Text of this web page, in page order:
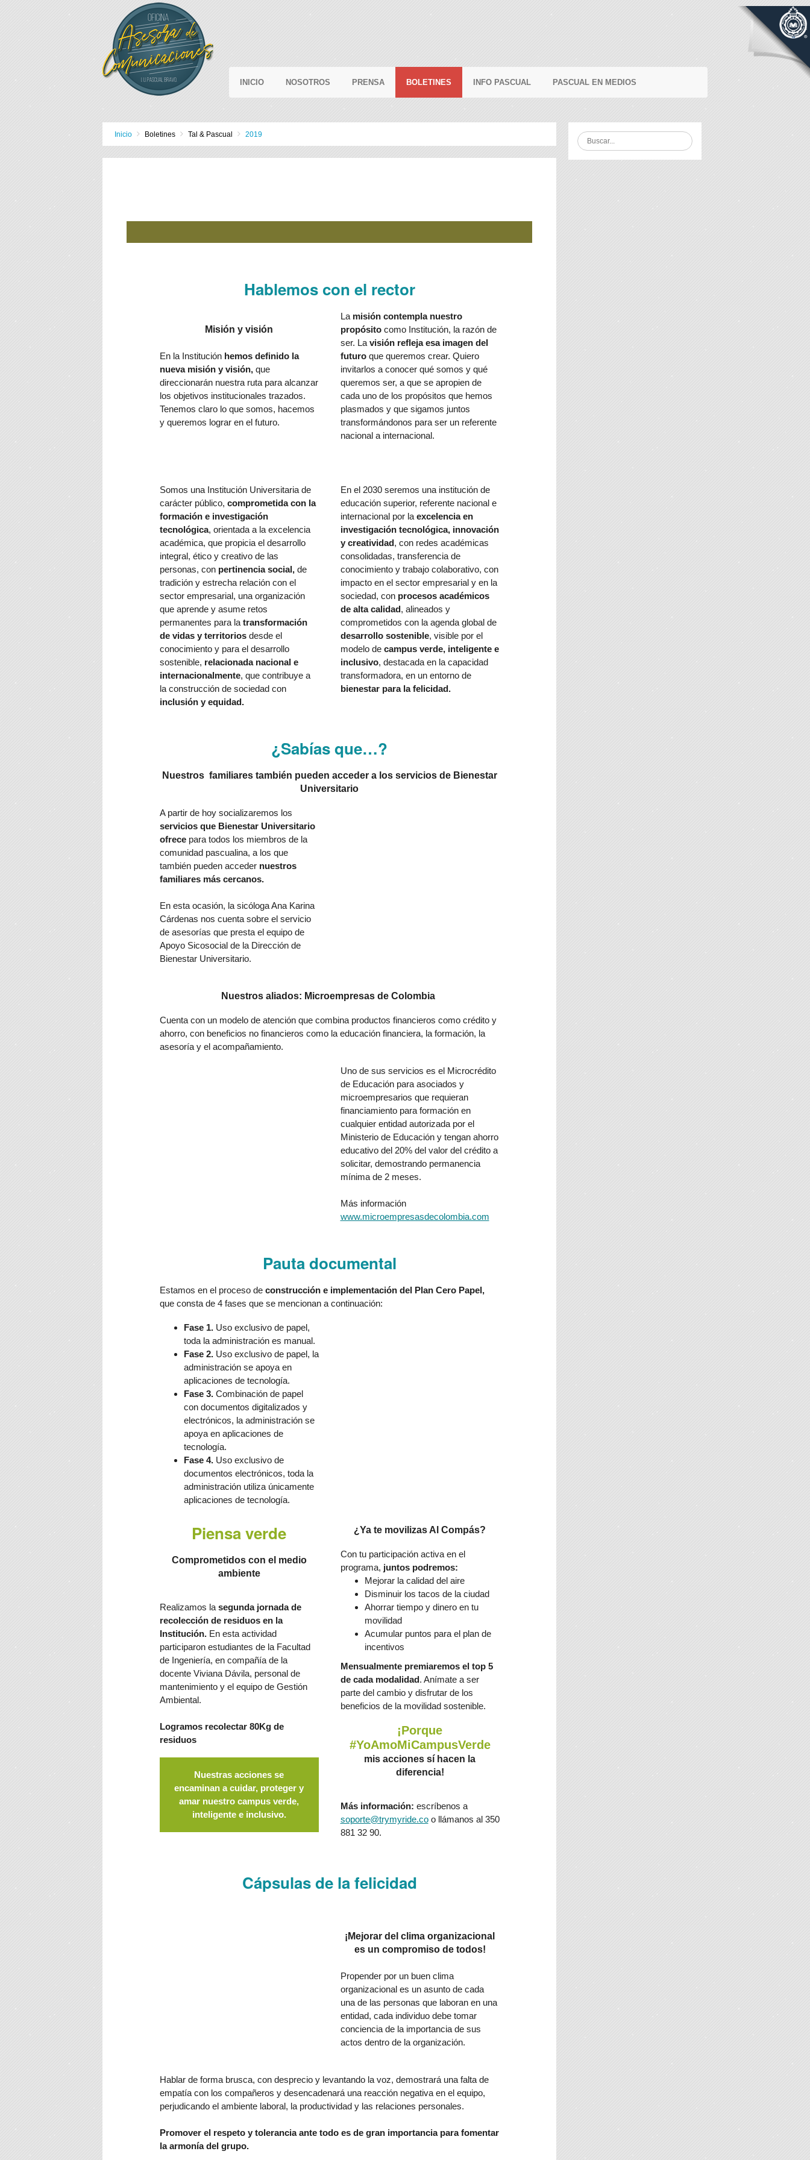
INICIO NOSOTROS PRENSA BOLETINES INFO PASCUAL PASCUAL EN MEDIOS
Inicio Boletines Tal & Pascual 2019
Hablemos con el rector
Misión y visión
En la Institución hemos definido la
nueva misión y visión,que
direccionarán nuestra ruta para alcanzar
los objetivos institucionales trazados.
Tenemos claro lo que somos, hacemos
y queremos lograr en el futuro.
La misión contempla nuestro
propósitocomo Institución, la razón de
ser. La visión refleja esa imagen del
futuroque queremos crear. Quiero
invitarlos a conocer qué somos y qué
queremos ser, a que se apropien de
cada uno de los propósitos que hemos
plasmados y que sigamos juntos
transformándonos para ser un referente
nacional a internacional.
Somos una Institución Universitaria de
carácter público, comprometida con la
formación e investigación
tecnológica, orientada a la excelencia
académica, que propicia el desarrollo
integral, ético y creativo de las
personas, con pertinencia social,de
tradición y estrecha relación con el
sector empresarial, una organización
que aprende y asume retos
permanentes para la transformación
de vidas y territoriosdesde el
conocimiento y para el desarrollo
sostenible, relacionada nacional e
internacionalmente, que contribuye a
la construcción de sociedad con
inclusión y equidad.
En el 2030 seremos una institución de
educación superior, referente nacional e
internacional por la excelencia en
investigación tecnológica, innovación
y creatividad, con redes académicas
consolidadas, transferencia de
conocimiento y trabajo colaborativo, con
impacto en el sector empresarial y en la
sociedad, con procesos académicos
de alta calidad, alineados y
comprometidos con la agenda global de
desarrollo sostenible, visible por el
modelo de campus verde, inteligente e
inclusivo, destacada en la capacidad
transformadora, en un entorno de
bienestar para la felicidad.
¿Sabías que…?
Nuestros familiares también pueden acceder a los servicios de Bienestar
Universitario
A partir de hoy socializaremos los
servicios que Bienestar Universitario
ofrecepara todos los miembros de la
comunidad pascualina, a los que
también pueden accedernuestros
familiares más cercanos.
En esta ocasión, la sicóloga Ana Karina
Cárdenas nos cuenta sobre el servicio
de asesorías que presta el equipo de
Apoyo Sicosocial de la Dirección de
Bienestar Universitario.
Nuestros aliados: Microempresas de Colombia
Cuenta con un modelo de atención que combina productos financieros como crédito y
ahorro, con beneficios no financieros como la educación financiera, la formación, la
asesoría y el acompañamiento.
Uno de sus servicios es el Microcrédito
de Educación para asociados y
microempresarios que requieran
financiamiento para formación en
cualquier entidad autorizada por el
Ministerio de Educación y tengan ahorro
educativo del 20% del valor del crédito a
solicitar, demostrando permanencia
mínima de 2 meses.
Más información
www.microempresasdecolombia.com
Pauta documental
Estamos en el proceso de construcción e implementación del Plan Cero Papel,
que consta de 4 fases que se mencionan a continuación:
Fase 1.Uso exclusivo de papel,
toda la administración es manual.
Fase 2.Uso exclusivo de papel, la
administración se apoya en
aplicaciones de tecnología.
Fase 3.Combinación de papel
con documentos digitalizados y
electrónicos, la administración se
apoya en aplicaciones de
tecnología.
Fase 4.Uso exclusivo de
documentos electrónicos, toda la
administración utiliza únicamente
aplicaciones de tecnología.
Piensa verde
Comprometidos con el medio
ambiente
Realizamos la segunda jornada de
recolección de residuos en la
Institución.En esta actividad
participaron estudiantes de la Facultad
de Ingeniería, en compañía de la
docente Viviana Dávila, personal de
mantenimiento y el equipo de Gestión
Ambiental.
Logramos recolectar 80Kg de
residuos
Nuestras acciones se
encaminan a cuidar, proteger y
amar nuestro campus verde,
inteligente e inclusivo.
¿Ya te movilizas Al Compás?
Con tu participación activa en el
programa, juntos podremos:
Mejorar la calidad del aire
Disminuir los tacos de la ciudad
Ahorrar tiempo y dinero en tu
movilidad
Acumular puntos para el plan de
incentivos
Mensualmente premiaremos el top 5
de cada modalidad. Anímate a ser
parte del cambio y disfrutar de los
beneficios de la movilidad sostenible.
¡Porque
#YoAmoMiCampusVerde
mis acciones sí hacen la
diferencia!
Más información: escríbenos a
soporte@trymyride.coo llámanos al 350
881 32 90.
Cápsulas de la felicidad
¡Mejorar del clima organizacional
es un compromiso de todos!
Propender por un buen clima
organizacional es un asunto de cada
una de las personas que laboran en una
entidad, cada individuo debe tomar
conciencia de la importancia de sus
actos dentro de la organización.
Hablar de forma brusca, con desprecio y levantando la voz, demostrará una falta de
empatía con los compañeros y desencadenará una reacción negativa en el equipo,
perjudicando el ambiente laboral, la productividad y las relaciones personales.
Promover el respeto y tolerancia ante todo es de gran importancia para fomentar
la armonía del grupo.